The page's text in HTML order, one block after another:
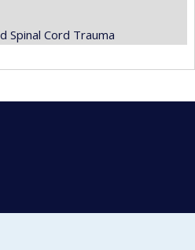
Spinal Cord Trauma